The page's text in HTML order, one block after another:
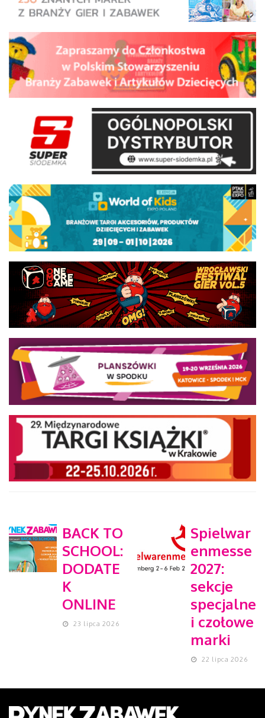
BACK TO
SCHOOL:
DODATE
K
ONLINE
23 lipca 2026
Spielwar
enmesse
2027:
sekcje
specjalne
i czołowe
marki
22 lipca 2026